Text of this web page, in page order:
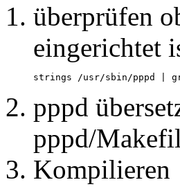
überprüfen
eingerichtet
strings /usr/sbin/pppd |
pppd
pppd/
Kompilieren